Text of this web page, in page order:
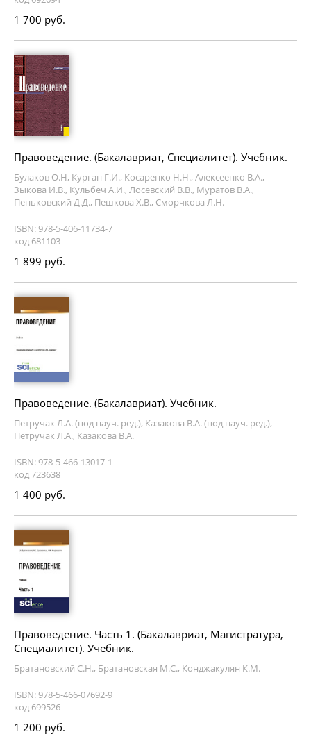
1 700 руб.
Правоведение. (Бакалавриат, Специалитет). Учебник.
Булаков О.Н, Курган Г.И., Косаренко Н.Н., Алексеенко В.А.,
Зыкова И.В., Кульбеч А.И., Лосевский В.В., Муратов В.А.,
Пеньковский Д.Д., Пешкова Х.В., Сморчкова Л.Н.
ISBN: 978-5-406-11734-7
код 681103
1 899 руб.
Правоведение. (Бакалавриат). Учебник.
Петручак Л.А. (под науч. ред.), Казакова В.А. (под науч. ред.),
Петручак Л.А., Казакова В.А.
ISBN: 978-5-466-13017-1
код 723638
1 400 руб.
Правоведение. Часть 1. (Бакалавриат, Магистратура,
Специалитет). Учебник.
Братановский С.Н., Братановская М.С., Конджакулян К.М.
ISBN: 978-5-466-07692-9
код 699526
1 200 руб.